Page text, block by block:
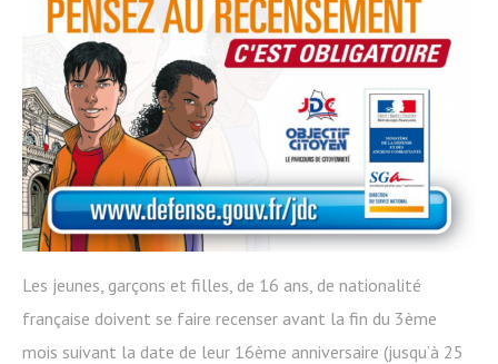
Les jeunes, garçons et filles, de 16 ans, de nationalité
française doivent se faire recenser avant la fin du 3ème
mois suivant la date de leur 16ème anniversaire (jusqu’à 25